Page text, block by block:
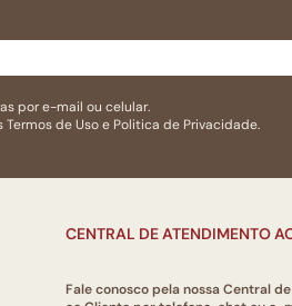
por e-mail ou celular.
Termos de Usoe Politica de Privacidade.
CENTRAL DE ATENDIMENTO
Fale conosco pela nossa Central